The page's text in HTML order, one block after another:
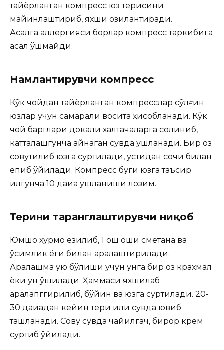
тайёрланган компресс юз терисини
майинлаштириб, яхши озиқлантиради.
Асалга аллергияси борлар компресс таркибига
асал қўшмайди.
Намлантирувчи компресс
Кўк чойдан тайёрланган компресслар сўлғин
юзлар учун самарали восита ҳисобланади. Кўк
чой барглари докали халтачаларга солиниб,
катталашгунча қайнаган сувда ушланади. Бир оз
совутилиб юзга суртилади, устидан сочиқ билан
ёпиб қўйилади. Компресс буги юзга таъсир
қилгунча 10 дақиқа ушланиши лозим.
Терини таранглаштирувчи ниқоб
Юмшоқ хурмо езилиб, 1 ош қошиқ сметана ва
ўсимлик ёги билан аралаштирилади.
Аралашма қуюқ бўлиши учун унга бир оз крахмал
ёки ун қўшилади. Ҳаммаси яхшилаб
аралапггирилиб, бўйин ва юзга суртилади. 20-
30 дақиқадан кейин тери илиқ сувда ювиб
ташланади. Совуқ сувда чайилгач, бирор крем
суртиб қўйилади.